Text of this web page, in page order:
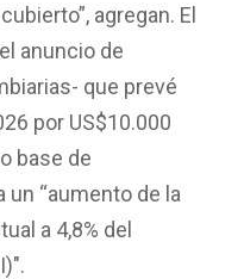
agregan. El
anuncio de
que prevé
por US$10.000
base de
“aumento de la
a 4,8% del